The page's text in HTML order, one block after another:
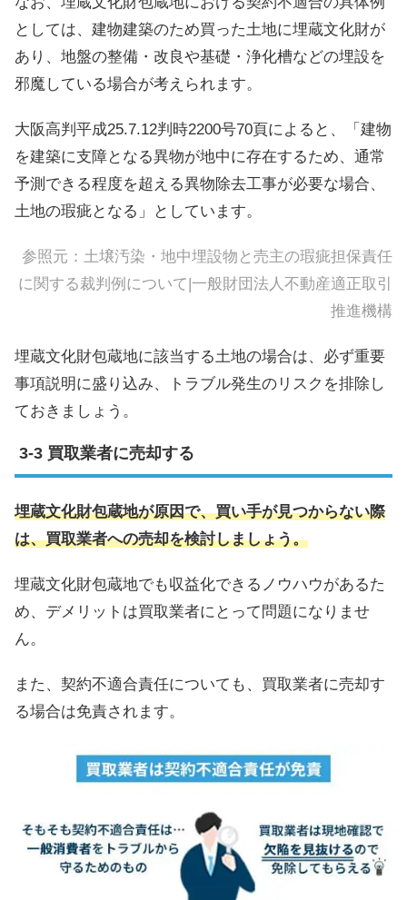
としては、建物建築のため買った土地に埋蔵文化財が
あり、地盤の整備・改良や基礎・浄化槽などの埋設を
邪魔している場合が考えられます。
大阪高判平成25.7.12判時2200号70頁によると、「建物
を建築に支障となる異物が地中に存在するため、通常
予測できる程度を超える異物除去工事が必要な場合、
土地の瑕疵となる」としています。
参照元： 土壌汚染・地中埋設物と売主の瑕疵担保責任
に関する裁判例について|一般財団法人不動産適正取引
推進機構
埋蔵文化財包蔵地に該当する土地の場合は、必ず重要
事項説明に盛り込み、トラブル発生のリスクを排除し
ておきましょう。
買取業者に売却する
埋蔵文化財包蔵地が原因で、買い手が見つからない際
は、買取業者への売却を検討しましょう。
埋蔵文化財包蔵地でも収益化できるノウハウがあるた
め、デメリットは買取業者にとって問題になりませ
ん。
また、契約不適合責任についても、買取業者に売却す
る場合は免責されます。